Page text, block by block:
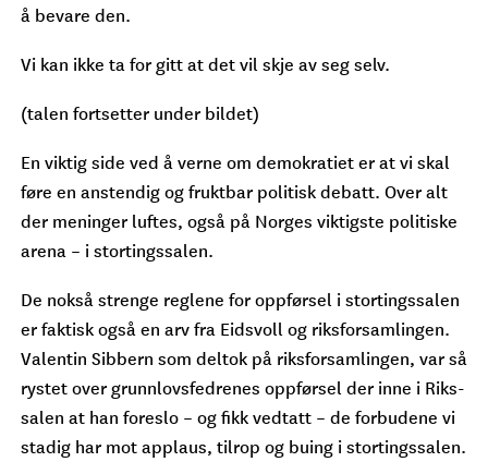
å bevare den.
Vi kan ikke ta for gitt at det vil skje av seg selv.
(talen fortsetter under bildet)
En viktig side ved å verne om demokratiet er at vi skal
føre en anstendig og fruktbar politisk debatt. Over alt
der meninger luftes, også på Norges viktigste politiske
arena – i stortingssalen.
De nokså strenge reglene for oppførsel i stortingssalen
er faktisk også en arv fra Eidsvoll og riksforsamlingen.
Valentin Sibbern som deltok på riksforsamlingen, var så
rystet over grunnlovsfedrenes oppførsel der inne i Riks-
salen at han foreslo – og fikk vedtatt – de forbudene vi
stadig har mot applaus, tilrop og buing i stortingssalen.